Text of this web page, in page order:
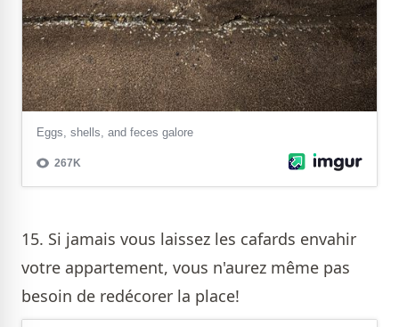
15. Si jamais vous laissez les cafards envahir
votre appartement, vous n'aurez même pas
besoin de redécorer la place!